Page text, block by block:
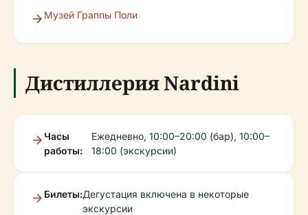
Музей Граппы Поли
Дистиллерия Nardini
Часы
работы:
Ежедневно, 10:00–20:00 (бар), 10:00–
18:00 (экскурсии)
Билеты:Дегустация включена в некоторые
экскурсии